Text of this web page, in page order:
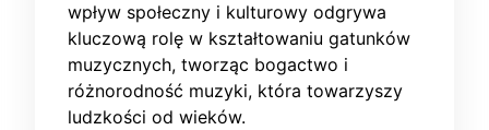
wpływ społeczny i kulturowy odgrywa
kluczową rolę w kształtowaniu gatunków
muzycznych, tworząc bogactwo i
różnorodność muzyki, która towarzyszy
ludzkości od wieków.